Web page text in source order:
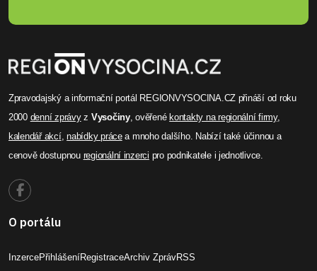
Zpravodajský a informační portál REGIONVYSOCINA.CZ přináší od roku
2000 denní zprávyz Vysočiny, ověřenékontakty na regionální firmy,
kalendář akcí,nabídky prácea mnoho dalšího. Nabízí také účinnou a
cenově dostupnou regionální inzerci pro podnikatele i jednotlivce.
O portálu
InzercePřihlášeníRegistraceArchiv ZprávRSS